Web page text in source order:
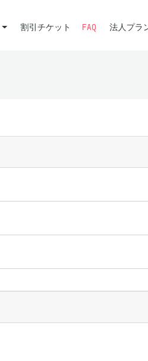
割引チケット FAQ 法人プラ